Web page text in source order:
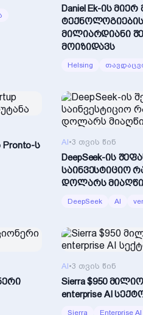
Daniel Ek-ის
ტექნოლოგიების
მილიარდიანი
მოიზიდავს
Helsing
ს
AI•3 თვის წინ
DeepSeek-ის
საინვესტიციო
დოლარს
DeepSeek AI
AI•3 თვის წინ
Sierra $950
enterprise AI
Sierra Enterprise AI